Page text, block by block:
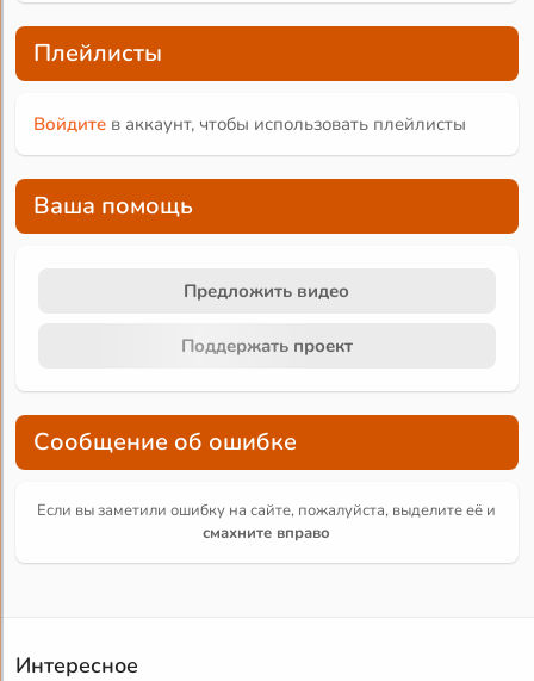
Плейлисты
Войдите в аккаунт, чтобы использовать плейлисты
Ваша помощь
Предложить видео
Поддержать проект
Сообщение об ошибке
Если вы заметили ошибку на сайте, пожалуйста, выделите её и
смахните вправо
Интересное